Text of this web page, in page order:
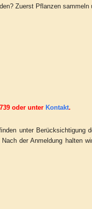
Zuerst Pflanzen
oder unter Kontakt.
unter Berücksichtigung
der Anmeldung halten